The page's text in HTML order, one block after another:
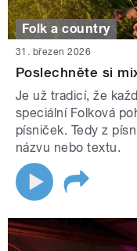
Folk a country
31. březen 2026
Poslechněte si
Je už tradicí, že
speciální Folková
písniček. Tedy z
názvu nebo textu.